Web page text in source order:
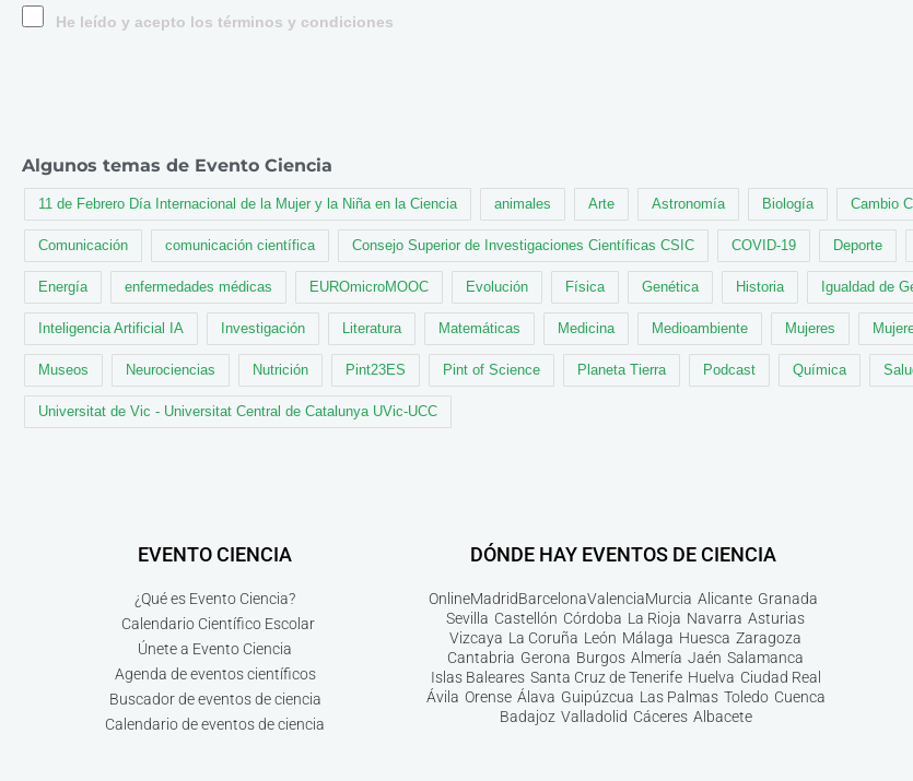
He leído y acepto los términos y condiciones
Algunos temas de Evento Ciencia
11 de Febrero Día Internacional de la Mujer y la Niña en la Ciencia animales Arte Astronomía Biología Cambio
Comunicación comunicación científica Consejo Superior de Investigaciones Científicas CSIC COVID-19 Deporte
Energía enfermedades médicas EUROmicroMOOC Evolución Física Genética Historia Igualdad de
Inteligencia Artificial IA Investigación Literatura Matemáticas Medicina Medioambiente Mujeres
Museos Neurociencias Nutrición Pint23ES Pint of Science Planeta Tierra Podcast Química
Universitat de Vic - Universitat Central de Catalunya UVic-UCC
EVENTO CIENCIA
¿Qué es Evento Ciencia?
Calendario Científico Escolar
Únete a Evento Ciencia
Agenda de eventos científicos
Buscador de eventos de ciencia
Calendario de eventos de ciencia
DÓNDE HAY EVENTOS DE CIENCIA
OnlineMadridBarcelonaValenciaMurcia Alicante Granada
Sevilla Castellón Córdoba La Rioja Navarra Asturias
Vizcaya La Coruña León Málaga Huesca Zaragoza
Cantabria Gerona Burgos Almería Jaén Salamanca
Islas Baleares Santa Cruz de Tenerife Huelva Ciudad Real
Ávila Orense Álava Guipúzcua Las Palmas Toledo Cuenca
Badajoz Valladolid Cáceres Albacete